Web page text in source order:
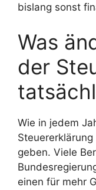
bislang sonst
Was
der
Wie in jedem
geben. Viele
einen für mehr